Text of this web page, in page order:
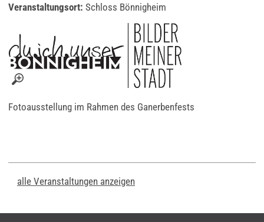
Veranstaltungsort: Schloss Bönnigheim
Fotoausstellung im Rahmen des Ganerbenfests
alle Veranstaltungen anzeigen